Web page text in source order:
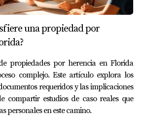
ya fue pagada, pero la liberación
o gestionar una satisfacción
por impuestos, trabajos realizados
multas u otras obligaciones.
una propiedad por
propiedades por herencia en Florida
complejo. Este artículo explora los
requeridos y las implicaciones
compartir estudios de caso reales que
personales en este camino.